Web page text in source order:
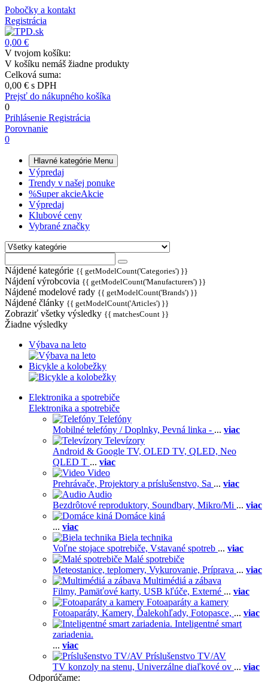
Pobočky a kontakt
Registrácia
0,00 €
V tvojom košíku:
V košíku nemáš žiadne produkty
Celková suma:
0,00 € s DPH
Prejsť do nákupného košíka
0
Prihlásenie Registrácia
Porovnanie
0
Hlavné kategórie Menu
Výpredaj
Trendy v našej ponuke
%Super akcieAkcie
Výpredaj
Klubové ceny
Vybrané značky
Nájdené kategórie {{ getModelCount('Categories') }}
Nájdení výrobcovia {{ getModelCount('Manufacturers') }}
Nájdené modelové rady {{ getModelCount('Brands') }}
Nájdené články {{ getModelCount('Articles') }}
Zobraziť všetky výsledky {{ matchesCount }}
Žiadne výsledky
Výbava na leto
Bicykle a kolobežky
Elektronika a spotrebiče
Elektronika a spotrebiče
Telefóny
Mobilné telefóny / Doplnky, Pevná linka - ... viac
Televízory
Android & Google TV, OLED TV, QLED, Neo
QLED T ... viac
Video
Prehrávače, Projektory a príslušenstvo, Sa ... viac
Audio
Bezdrôtové reproduktory, Soundbary, Mikro/Mi ... viac
Domáce kiná
... viac
Biela technika
Voľne stojace spotrebiče, Vstavané spotreb ... viac
Malé spotrebiče
Meteostanice, teplomery, Vykurovanie, Príprava ... viac
Multimédiá a zábava
Filmy, Pamäťové karty, USB kľúče, Externé ... viac
Fotoaparáty a kamery
Fotoaparáty, Kamery, Ďalekohľady, Fotopasce, ... viac
Inteligentné smart
zariadenia.
... viac
Príslušenstvo TV/AV
TV konzoly na stenu, Univerzálne diaľkové ov ... viac
Odporúčame: